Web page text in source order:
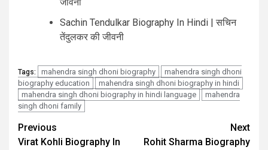
जीवनी
Sachin Tendulkar Biography In Hindi | सचिन
तेंदुलकर की जीवनी
Tags: mahendra singh dhoni biography
mahendra singh dhoni
biography education
mahendra singh dhoni biography in hindi
mahendra singh dhoni biography in hindi language
mahendra
singh dhoni family
Previous
Virat Kohli Biography In
Next
Rohit Sharma Biography